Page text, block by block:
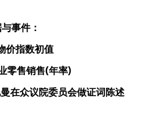
事件：
价指数初值
零售销售(年率)
在众议院委员会做证词陈述